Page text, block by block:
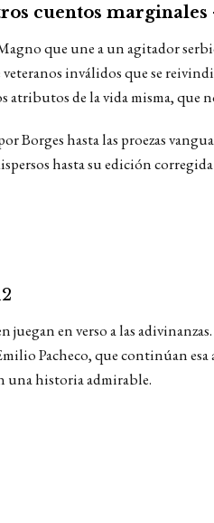
cuentos marginales
que une a un agitador
inválidos que se
atributos de la vida misma, que
Borges hasta las proezas
hasta su edición
juegan en verso a las
Pacheco, que continúan
una historia admirable.